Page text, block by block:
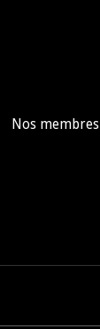
Nos membres